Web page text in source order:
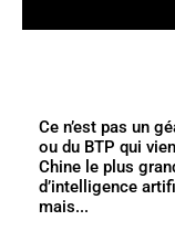
Ce n’est pas un
ou du BTP qui
Chine le plus
d’intelligence
mais...